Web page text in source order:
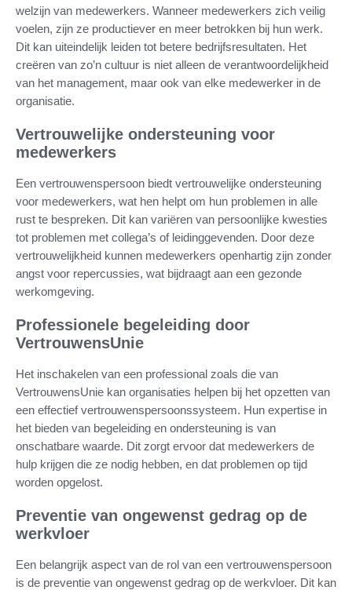
welzijn van medewerkers. Wanneer medewerkers zich veilig
voelen, zijn ze productiever en meer betrokken bij hun werk.
Dit kan uiteindelijk leiden tot betere bedrijfsresultaten. Het
creëren van zo’n cultuur is niet alleen de verantwoordelijkheid
van het management, maar ook van elke medewerker in de
organisatie.
Vertrouwelijke ondersteuning voor
medewerkers
Een vertrouwenspersoon biedt vertrouwelijke ondersteuning
voor medewerkers, wat hen helpt om hun problemen in alle
rust te bespreken. Dit kan variëren van persoonlijke kwesties
tot problemen met collega’s of leidinggevenden. Door deze
vertrouwelijkheid kunnen medewerkers openhartig zijn zonder
angst voor repercussies, wat bijdraagt aan een gezonde
werkomgeving.
Professionele begeleiding door
VertrouwensUnie
Het inschakelen van een professional zoals die van
VertrouwensUnie kan organisaties helpen bij het opzetten van
een effectief vertrouwenspersoonssysteem. Hun expertise in
het bieden van begeleiding en ondersteuning is van
onschatbare waarde. Dit zorgt ervoor dat medewerkers de
hulp krijgen die ze nodig hebben, en dat problemen op tijd
worden opgelost.
Preventie van ongewenst gedrag op de
werkvloer
Een belangrijk aspect van de rol van een vertrouwenspersoon
is de preventie van ongewenst gedrag op de werkvloer. Dit kan